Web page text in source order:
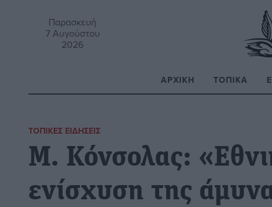
Παρασκευή
7 Αυγούστου
2026
ΑΡΧΙΚΉ ΤΟΠΙΚΆ
ΤΟΠΙΚΈΣ ΕΙΔΉΣΕΙΣ
Μ. Κόνσολας:
ενίσχυση της